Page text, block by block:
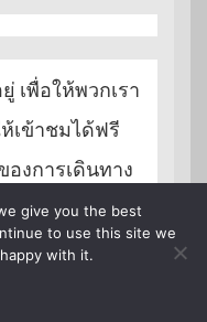
เพื่อให้พวกเรา
เข้าชมได้ฟรี
งการเดินทาง
so we can
for you to
give you the best
to use this site we
with it.